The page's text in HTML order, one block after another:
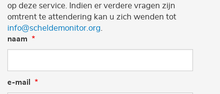
op deze service. Indien er verdere vragen zijn
omtrent te attendering kan u zich wenden tot
info@scheldemonitor.org
naam
e-mail